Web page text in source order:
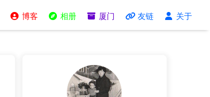
博客 相册 厦门 友链 关于